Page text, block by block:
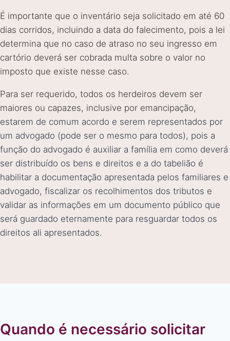
É importante que o inventário seja solicitado em até 60
dias corridos, incluindo a data do falecimento, pois a lei
determina que no caso de atraso no seu ingresso em
cartório deverá ser cobrada multa sobre o valor no
imposto que existe nesse caso.
Para ser requerido, todos os herdeiros devem ser
maiores ou capazes, inclusive por emancipação,
estarem de comum acordo e serem representados por
um advogado (pode ser o mesmo para todos), pois a
função do advogado é auxiliar a família em como deverá
ser distribuído os bens e direitos e a do tabelião é
habilitar a documentação apresentada pelos familiares e
advogado, fiscalizar os recolhimentos dos tributos e
validar as informações em um documento público que
será guardado eternamente para resguardar todos os
direitos ali apresentados.
Quando é necessário solicitar